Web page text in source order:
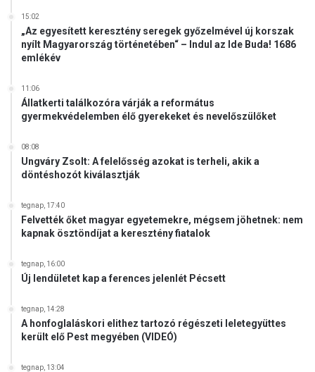
15:02
„Az egyesített keresztény seregek győzelmével új korszak
nyílt Magyarország történetében“ – Indul az Ide Buda! 1686
emlékév
11:06
Állatkerti találkozóra várják a református
gyermekvédelemben élő gyerekeket és nevelőszülőket
08:08
Ungváry Zsolt: A felelősség azokat is terheli, akik a
döntéshozót kiválasztják
tegnap, 17:40
Felvették őket magyar egyetemekre, mégsem jöhetnek: nem
kapnak ösztöndíjat a keresztény fiatalok
tegnap, 16:00
Új lendületet kap a ferences jelenlét Pécsett
tegnap, 14:28
A honfoglaláskori elithez tartozó régészeti leletegyüttes
került elő Pest megyében (VIDEÓ)
tegnap, 13:04